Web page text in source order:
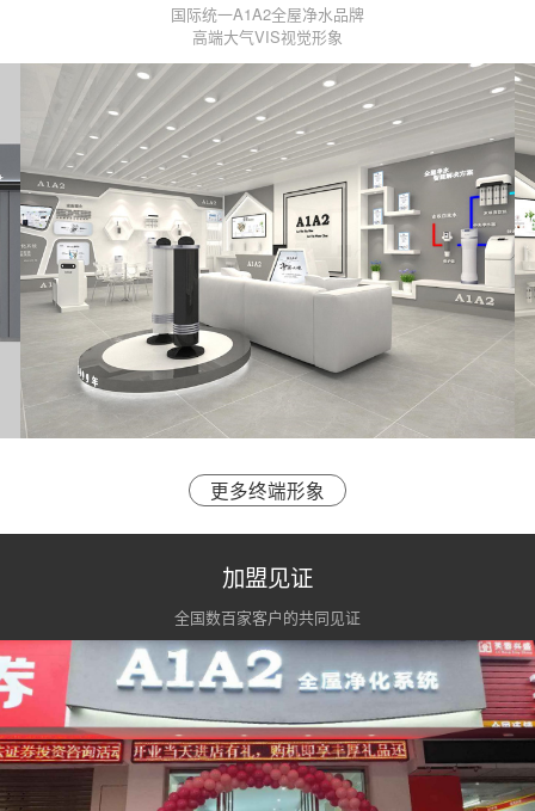
国际统一A1A2全屋净水品牌
高端大气VIS视觉形象
更多终端形象
加盟见证
全国数百家客户的共同见证